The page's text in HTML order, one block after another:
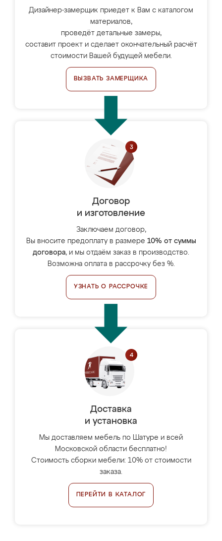
Дизайнер-замерщик приедет к Вам с каталогом
материалов,
проведёт детальные замеры,
составит проект и сделает окончательный расчёт
стоимости Вашей будущей мебели.
ВЫЗВАТЬ ЗАМЕРЩИКА
Договор
и изготовление
Заключаем договор,
Вы вносите предоплату в размере 10% от суммы
договора, и мы отдаём заказ в производство.
Возможна оплата в рассрочку без %.
УЗНАТЬ О РАССРОЧКЕ
Доставка
и установка
Мы доставляем мебель по Шатуре и всей
Московской области бесплатно!
Стоимость сборки мебели: 10% от стоимости
заказа.
ПЕРЕЙТИ В КАТАЛОГ